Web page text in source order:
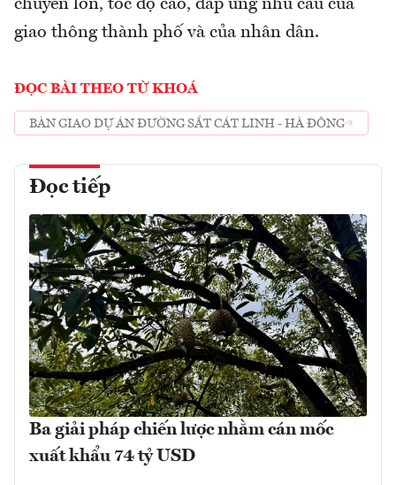
chuyển lớn, tốc độ cao, đáp ứng nhu cầu của
giao thông thành phố và của nhân dân.
ĐỌC BÀI THEO TỪ KHOÁ
BÀN GIAO DỰ ÁN ĐƯỜNG SẮT CÁT LINH - HÀ ĐÔNG
Đọc tiếp
Ba giải pháp chiến lược nhằm cán mốc
xuất khẩu 74 tỷ USD